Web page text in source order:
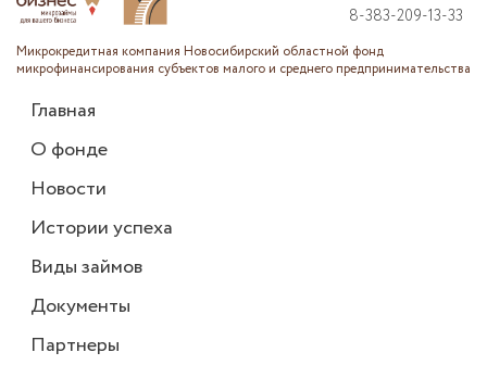
8-383-209-13-33
Микрокредитная компания Новосибирский областной фонд
микрофинансирования субъектов малого и среднего предпринимательства
Главная
О фонде
Новости
Истории успеха
Виды займов
Документы
Партнеры